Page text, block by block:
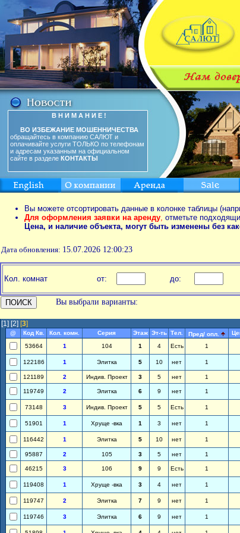
В Н И М А Н И Е !
ВО ИЗБЕЖАНИЕ МОШЕННИЧЕСТВА
обращайтесь в компанию САЛЮТ и
оплачивайте услуги ТОЛЬКО по телефонам
и адресам указанным на официальном
сайте в разделе КОНТАКТЫ
Вы можете отсортировать данные в колонке таблицы
Для оформления заявки на аренду, отметьте
Цена, и наличие объекта, могут быть изменены без
Дата обновления: 15.07.2026 12:00:23
Кол. комнат от: до:
Вы выбрали варианты:
[1] [2] [3]
@ Код Кв. Кол. комн. Серия Этаж Эт-ть Тел. Пред/ опл.
53664
1 104 1 4 Есть 1
122186 1 Элитка 5 10 нет 1
121189 2 Индив. Проект 3 5 нет 1
119749 2 Элитка 6 9 нет 1
73148 3 Индив. Проект 5 5 Есть 1
51901 1 Хруще -вка 1 3 нет 1
116442 1 Элитка 5 10 нет 1
95887 2 105 3 5 нет 1
46215 3 106 9 9 Есть 1
119408 1 Хруще -вка 3 4 нет 1
119747 2 Элитка 7 9 нет 1
119746 3 Элитка 6 9 нет 1